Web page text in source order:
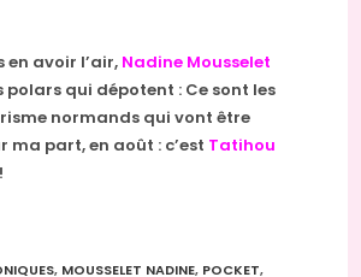
en avoir l’air, Nadine Mousselet
polars qui dépotent : Ce sont les
normands qui vont être
ma part, en août : c’est Tatihou
, MOUSSELET NADINE, POCKET,